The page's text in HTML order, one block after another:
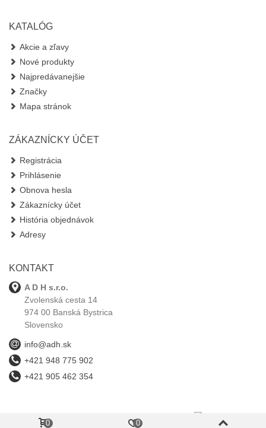
KATALÓG
Akcie a zľavy
Nové produkty
Najpredávanejšie
Značky
Mapa stránok
ZÁKAZNÍCKY ÚČET
Registrácia
Prihlásenie
Obnova hesla
Zákaznícky účet
História objednávok
Adresy
KONTAKT
A D H s.r.o.
Zvolenská cesta 14
974 00 Banská Bystrica
Slovensko
info@adh.sk
+421 948 775 902
+421 905 462 354
0 0